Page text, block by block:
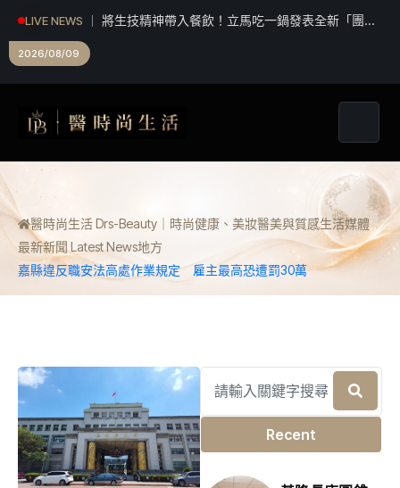
LIVE NEWS
甲魚鍋」 搶攻特色鍋物市場
台中建設超人變身暖爸！ 建設局「大手牽小手」
2026/08/09
醫時尚生活 Drs-Beauty｜時尚健康、美妝醫美與質感生活媒體
最新新聞 Latest News地方
嘉縣違反職安法高處作業規定 雇主最高恐遭罰30萬
Recent